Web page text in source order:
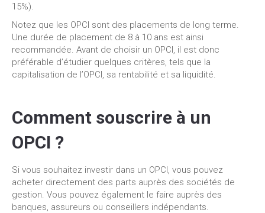
15%).
Notez que les OPCI sont des placements de long terme.
Une durée de placement de 8 à 10 ans est ainsi
recommandée. Avant de choisir un OPCI, il est donc
préférable d’étudier quelques critères, tels que la
capitalisation de l’OPCI, sa rentabilité et sa liquidité.
Comment souscrire à un
OPCI ?
Si vous souhaitez investir dans un OPCI, vous pouvez
acheter directement des parts auprès des sociétés de
gestion. Vous pouvez également le faire auprès des
banques, assureurs ou conseillers indépendants.